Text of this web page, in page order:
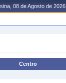
08 de Agosto de 2026
Centro